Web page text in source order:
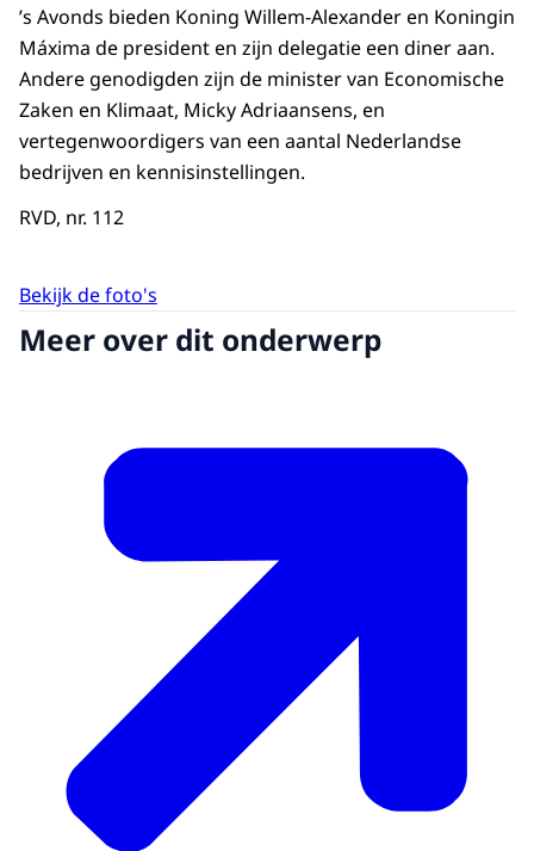
’s Avonds bieden Koning Willem-Alexander en Koningin
Máxima de president en zijn delegatie een diner aan.
Andere genodigden zijn de minister van Economische
Zaken en Klimaat, Micky Adriaansens, en
vertegenwoordigers van een aantal Nederlandse
bedrijven en kennisinstellingen.
RVD, nr. 112
Bekijk de foto's
Meer over dit onderwerp